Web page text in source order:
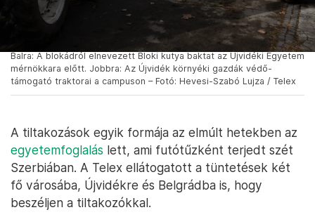
Balra: A blokádról elnevezett Bloki kutya baktat az Újvidéki Egyetem
mérnökkara előtt. Jobbra: Az Újvidék környéki gazdák védő-
támogató traktorai a campuson – Fotó: Hevesi-Szabó Lujza / Telex
A tiltakozások egyik formája az elmúlt hetekben az
egyetemfoglalás lett, ami futótűzként terjedt szét
Szerbiában. A Telex ellátogatott a tüntetések két
fő városába, Újvidékre és Belgrádba is, hogy
beszéljen a tiltakozókkal.